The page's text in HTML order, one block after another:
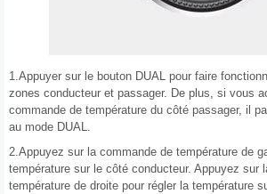
1.Appuyer sur le bouton DUAL pour faire
zones conducteur et passager. De plus, si vous
commande de température du côté passager, il
au mode DUAL.
2.Appuyez sur la commande de température de
température sur le côté conducteur. Appuyez sur
température de droite pour régler la température